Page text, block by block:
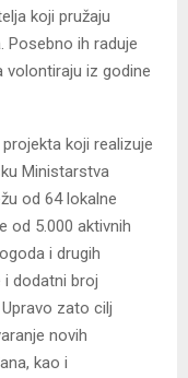
koji pružaju
ih raduje
volontiraju iz godine
koji realizuje
Ministarstva
od 64 lokalne
od 5.000 aktivnih
i drugih
i dodatni broj
zato cilj
novih
kao i